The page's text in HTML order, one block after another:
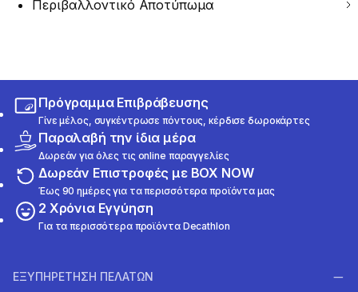
Περιβαλλοντικό Αποτύπωμα
Πρόγραμμα Επιβράβευσης
Γίνε μέλος, συγκέντρωσε πόντους, κέρδισε δωροκάρτες
Παραλαβή την ίδια μέρα
Δωρεάν για όλες τις online παραγγελίες
Δωρεάν Επιστροφές με BOX NOW
Έως 90 ημέρες για τα περισσότερα προϊόντα μας
2 Χρόνια Εγγύηση
Για τα περισσότερα προϊόντα Decathlon
ΕΞΥΠΗΡΕΤΗΣΗ ΠΕΛΑΤΩΝ